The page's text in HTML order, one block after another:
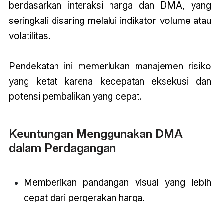
berdasarkan interaksi harga dan DMA, yang
seringkali disaring melalui indikator volume atau
volatilitas.
Pendekatan ini memerlukan manajemen risiko
yang ketat karena kecepatan eksekusi dan
potensi pembalikan yang cepat.
Keuntungan Menggunakan DMA
dalam Perdagangan
Memberikan pandangan visual yang lebih
cepat dari pergerakan harga.